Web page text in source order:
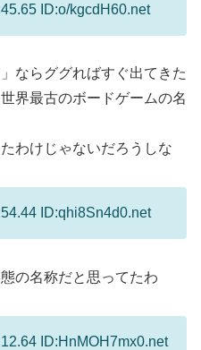
ID:o/kgcdH60.net
ならググればすぐ出てきた
界最古のボードゲームの名
わけじゃないだろうしな
ID:qhi8Sn4d0.net
の名称だと思ってたわ
ID:HnMOH7mx0.net